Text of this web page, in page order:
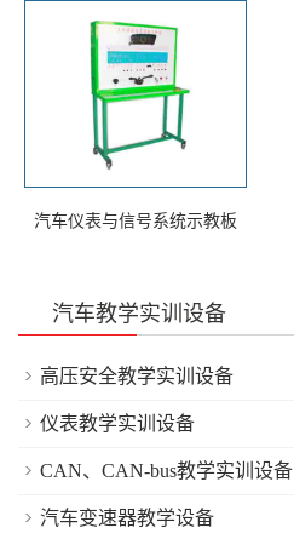
汽车仪表与信号系统示教板
汽车教学实训设备
高压安全教学实训设备
仪表教学实训设备
CAN、CAN-bus教学实训设备
汽车变速器教学设备